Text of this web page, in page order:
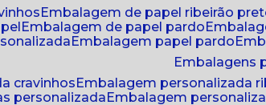
embalagem de papel ribeirão
embalagem de papel pardo
embalagem papel pardo
embalagens
cravinhos
embalagem personalizada
personalizada
embalagem